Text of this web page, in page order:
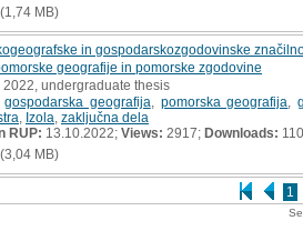
1
MB)
in gospodarskozgodovinske
geografije in pomorske zgodovine
2022, undergraduate thesis
gospodarska geografija pomorska geografija ,
Izola zaključna dela
RUP: 13.10.2022; Views: 2917; Downloads: 110
MB)